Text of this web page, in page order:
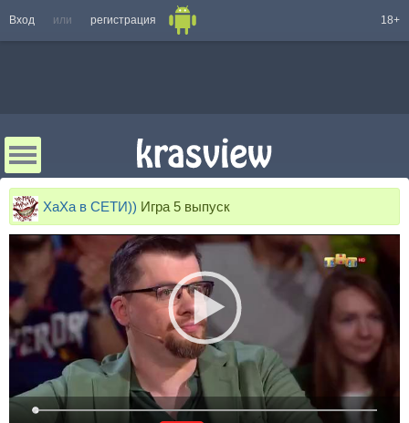
Вход или регистрация 18+
ХаХа в СЕТИ)) Игра 5 выпуск